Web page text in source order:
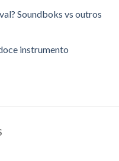
Soundboks vs outros
instrumento